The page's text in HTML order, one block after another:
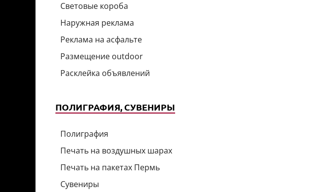
Световые короба
Наружная реклама
Реклама на асфальте
Размещение outdoor
Расклейка объявлений
ПОЛИГРАФИЯ, СУВЕНИРЫ
Полиграфия
Печать на воздушных шарах
Печать на пакетах Пермь
Сувениры